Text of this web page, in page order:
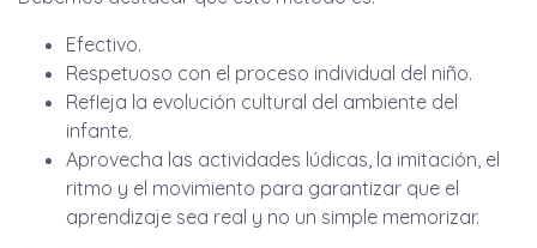
Efectivo.
Respetuoso con el proceso individual del niño.
Refleja la evolución cultural del ambiente del
infante.
Aprovecha las actividades lúdicas, la imitación, el
ritmo y el movimiento para garantizar que el
aprendizaje sea real y no un simple memorizar.